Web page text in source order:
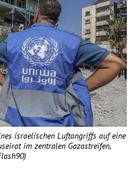
israelischen Luftangriffs auf eine
im zentralen Gazastreifen,